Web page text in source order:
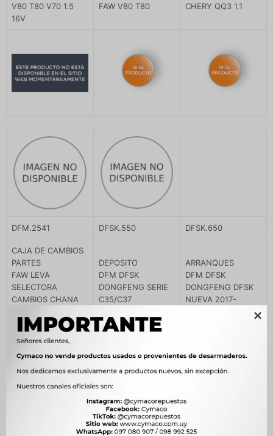

V80 T80 V70 1.5
16V
FAW V80 T80
CHERY QQ3 1.1
DFM.2541 DFSK.550 DFSK.650
CAJA DE CAMBIOS
PARTES
FAW LEVA
SELECTORA
CAMBIOS CHANA
DEPOSITO
DFM DFSK
DONGFENG SERIE
C35/C37
ARRANQUES
DFM DFSK
DONGFENG DFSK
NUEVA 2017-